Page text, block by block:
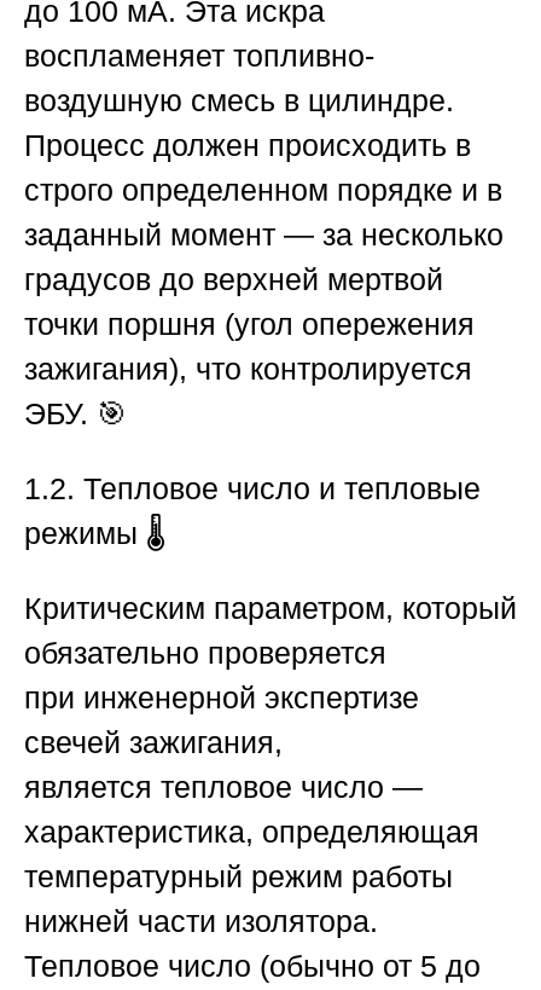
до 100 мА. Эта искра
воспламеняет топливно-
воздушную смесь в цилиндре.
Процесс должен происходить в
строго определенном порядке и в
заданный момент — за несколько
градусов до верхней мертвой
точки поршня (угол опережения
зажигания), что контролируется
ЭБУ. 🎯
1.2. Тепловое число и тепловые
режимы 🌡
Критическим параметром, который
обязательно проверяется
при инженерной экспертизе
свечей зажигания,
является тепловое число —
характеристика, определяющая
температурный режим работы
нижней части изолятора.
Тепловое число (обычно от 5 до